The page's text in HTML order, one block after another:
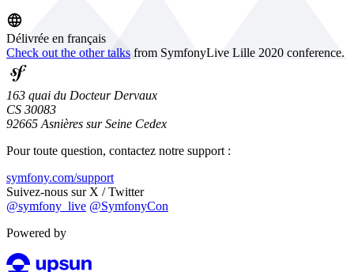
Délivrée en français
Check out the other talks from SymfonyLive Lille 2020 conference.
163 quai du Docteur Dervaux
CS 30083
92665 Asnières sur Seine Cedex
Pour toute question, contactez notre support :
symfony.com/support
Suivez-nous sur X / Twitter
@symfony_live @SymfonyCon
Powered by